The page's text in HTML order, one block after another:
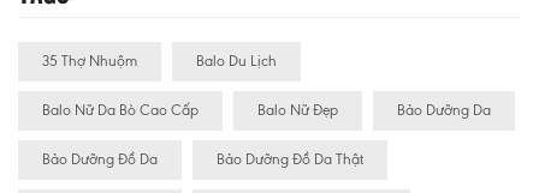
35 Thợ Nhuộm Balo Du Lịch
Balo Nữ Da Bò Cao Cấp Balo Nữ Đẹp Bảo Dưỡng Da
Bảo Dưỡng Đồ Da Bảo Dưỡng Đồ Da Thật